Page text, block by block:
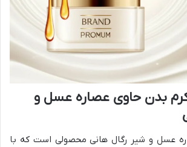
بدن حاوی عصاره عسل و
عسل و شیر رگال هانی محصولی است که با